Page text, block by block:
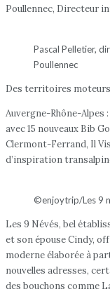
Poullennec, Directeur
Pascal Pelletier,
Poullennec
Des territoires
Auvergne-Rhône-Alpes
avec 15 nouveaux Bib
Clermont-Ferrand, Il
d’inspiration
©enjoytrip/Les 9
Les 9 Névés, bel
et son épouse Cindy,
moderne élaborée à
nouvelles adresses,
des bouchons comme